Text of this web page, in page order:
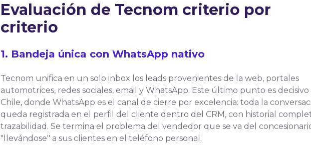
Evaluación de Tecnom criterio por
criterio
1. Bandeja única con WhatsApp nativo
Tecnom unifica en un solo inbox los leads provenientes de la web, portales
automotrices, redes sociales, email y WhatsApp. Este último punto es decisivo
Chile, donde WhatsApp es el canal de cierre por excelencia: toda la
queda registrada en el perfil del cliente dentro del CRM, con historial
trazabilidad. Se termina el problema del vendedor que se va del
"llevándose" a sus clientes en el teléfono personal.